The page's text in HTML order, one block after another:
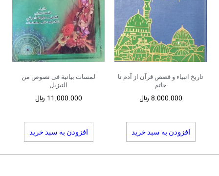
تاریخ انبیاء و قصص قرآن از آدم تا
خاتم
8.000.000 ﷼
افزودن به سبد خرید
لمسات بیانیة فی نصوص من
التیزیل
11.000.000 ﷼
افزودن به سبد خرید